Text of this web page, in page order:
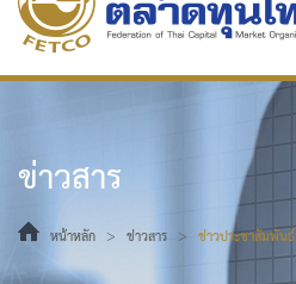
ข่าวสาร
หน้าหลัก > ข่าวสาร > ข่าวประชาสัมพันธ์